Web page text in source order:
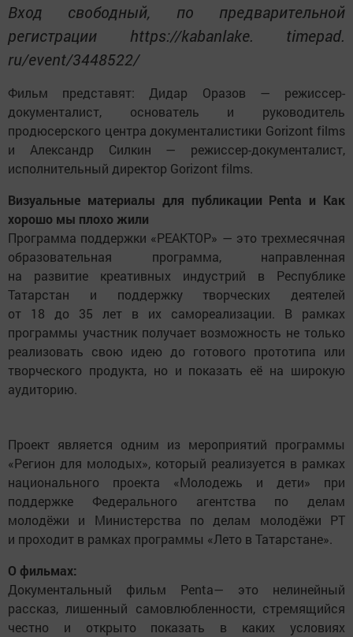
Вход свободный, по предварительной
регистрации https://kabanlake. timepad.
ru/event/3448522/
Фильм представят: Дидар Оразов — режиссер-
документалист, основатель и руководитель
продюсерского центра документалистики Gorizont films
и Александр Силкин — режиссер-документалист,
исполнительный директор Gorizont films.
Визуальные материалы для публикации Penta и Как
хорошо мы плохо жили
Программа поддержки «РЕАКТОР» — это трехмесячная
образовательная программа, направленная
на развитие креативных индустрий в Республике
Татарстан и поддержку творческих деятелей
от 18 до 35 лет в их самореализации. В рамках
программы участник получает возможность не только
реализовать свою идею до готового прототипа или
творческого продукта, но и показать её на широкую
аудиторию.
Проект является одним из мероприятий программы
«Регион для молодых», который реализуется в рамках
национального проекта «Молодежь и дети» при
поддержке Федерального агентства по делам
молодёжи и Министерства по делам молодёжи РТ
и проходит в рамках программы «Лето в Татарстане».
О фильмах:
Документальный фильм Penta— это нелинейный
рассказ, лишенный самовлюбленности, стремящийся
честно и открыто показать в каких условиях